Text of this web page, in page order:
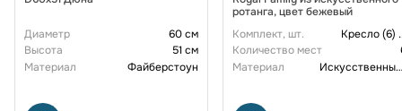
Диаметр
60 см
Высота
51 см
Материал
Файберстоун
ротанга, цвет бежевый
Комплект, шт.
Кресло (6)
Количество мест
Материал
Искусственный ротанг